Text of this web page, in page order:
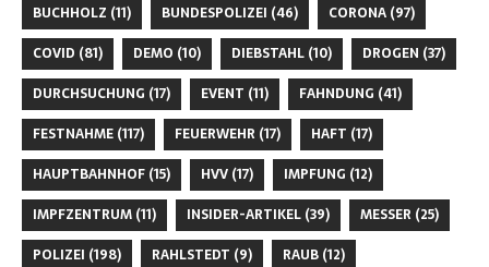
BUCHHOLZ (11) BUNDESPOLIZEI (46) CORONA (97)
COVID (81) DEMO (10) DIEBSTAHL (10) DROGEN (37)
DURCHSUCHUNG (17) EVENT (11) FAHNDUNG (41)
FESTNAHME (117) FEUERWEHR (17) HAFT (17)
HAUPTBAHNHOF (15) HVV (17) IMPFUNG (12)
IMPFZENTRUM (11) INSIDER-ARTIKEL (39) MESSER (25)
POLIZEI (198) RAHLSTEDT (9) RAUB (12)